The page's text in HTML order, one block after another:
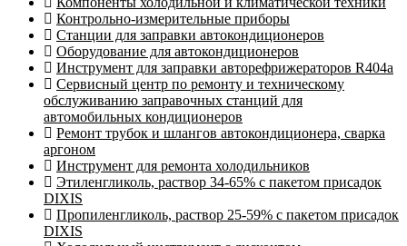
Контрольно-измерительные приборы
Станции для заправки автокондиционеров
Оборудование для автокондиционеров
Инструмент для заправки авторефрижераторов R404a
Сервисный центр по ремонту и техническому
обслуживанию заправочных станций для
автомобильных кондиционеров
Ремонт трубок и шлангов автокондиционера, сварка
аргоном
Инструмент для ремонта холодильников
Этиленгликоль, раствор 34-65% с пакетом присадок
DIXIS
Пропиленгликоль, раствор 25-59% с пакетом присадок
DIXIS